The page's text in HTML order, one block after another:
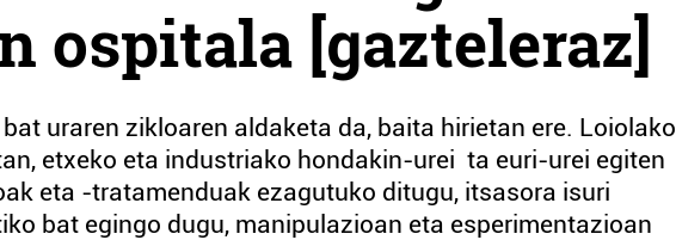
ospitala [gazteleraz]
uraren zikloaren aldaketa da, baita hirietan ere. Loiolako
etxeko eta industriako hondakin-urei ta euri-urei egiten
eta -tratamenduak ezagutuko ditugu, itsasora isuri
bat egingo dugu, manipulazioan eta esperimentazioan